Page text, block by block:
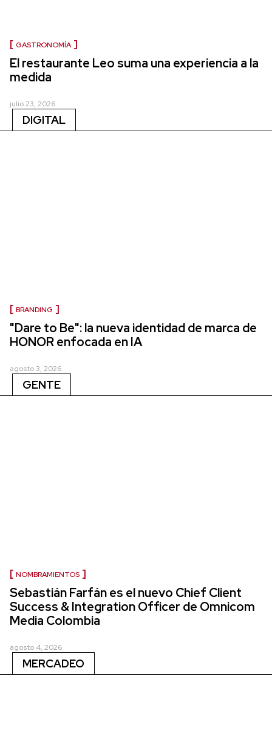
GASTRONOMÍA
El restaurante Leo suma una experiencia a la
medida
julio 23, 2026
DIGITAL
BRANDING
"Dare to Be": la nueva identidad de marca de
HONOR enfocada en IA
agosto 3, 2026
GENTE
NOMBRAMIENTOS
Sebastián Farfán es el nuevo Chief Client
Success & Integration Officer de Omnicom
Media Colombia
agosto 4, 2026
MERCADEO